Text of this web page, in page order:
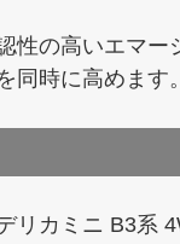
性の高いエマ
同時に高めます。
デリカミニ B3